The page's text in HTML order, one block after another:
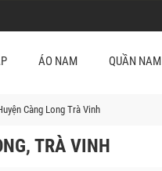
ÁO NAM QUẦN NAM
Càng Long Trà Vinh
TRÀ VINH